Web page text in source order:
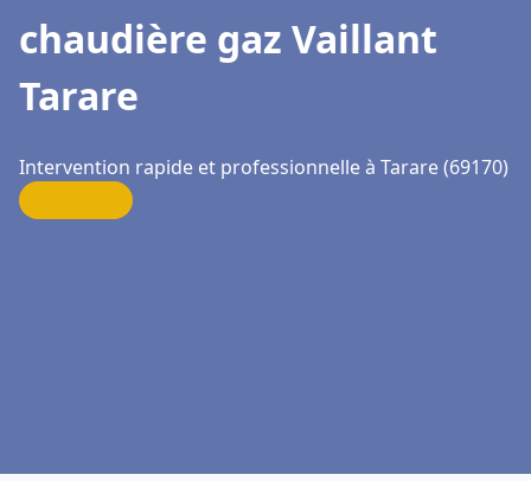
chaudière gaz Vaillant
Tarare
Intervention rapide et professionnelle à Tarare (69170)